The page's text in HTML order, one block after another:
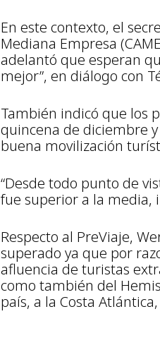
En este contexto, el
Mediana Empresa
adelantó que esperan
mejor”, en diálogo con
También indicó que los
quincena de diciembre
buena movilización
“Desde todo punto de
fue superior a la media,
Respecto al PreViaje,
superado ya que por
afluencia de turistas
como también del
país, a la Costa